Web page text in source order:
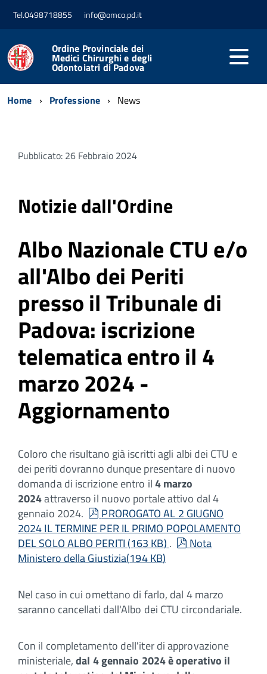
Tel.0498718855 info@omco.pd.it
Ordine Provinciale dei
Medici Chirurghi e degli
Odontoiatri di Padova
Home Professione News
Pubblicato: 26 Febbraio 2024
Notizie dall'Ordine
Albo Nazionale CTU e/o
all'Albo dei Periti
presso il Tribunale di
Padova: iscrizione
telematica entro il 4
marzo 2024 -
Aggiornamento
Coloro che risultano già iscritti agli albi dei CTU e
dei periti dovranno dunque presentare di nuovo
domanda di iscrizione entro il4 marzo
2024attraverso il nuovo portale attivo dal 4
gennaio 2024.
pdf
PROROGATO AL 2 GIUGNO
2024 IL TERMINE PER IL PRIMO POPOLAMENTO
DEL SOLO ALBO PERITI (163 KB) . pdf
Nota
Ministero della Giustizia(194 KB)
Nel caso in cui omettano di farlo, dal 4 marzo
saranno cancellati dall'Albo dei CTU circondariale.
Con il completamento dell'iter di approvazione
ministeriale,dal 4 gennaio 2024 è operativo il